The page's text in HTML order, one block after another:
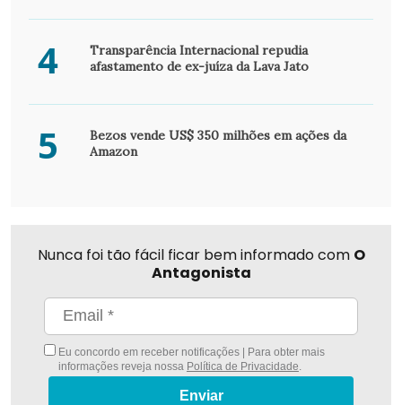
4
Transparência Internacional repudia
afastamento de ex-juíza da Lava Jato
5
Bezos vende US$ 350 milhões em ações da
Amazon
Nunca foi tão fácil ficar bem informado com O
Antagonista
Eu concordo em receber notificações | Para obter mais
informações reveja nossa Política de Privacidade
Enviar